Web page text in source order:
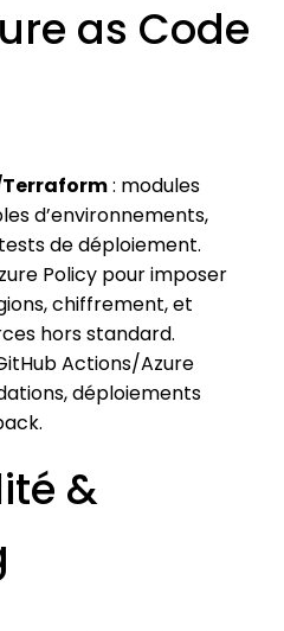
as Code
: modules
d’environnements,
de déploiement.
Policy pour imposer
chiffrement, et
hors standard.
Actions/Azure
déploiements
&